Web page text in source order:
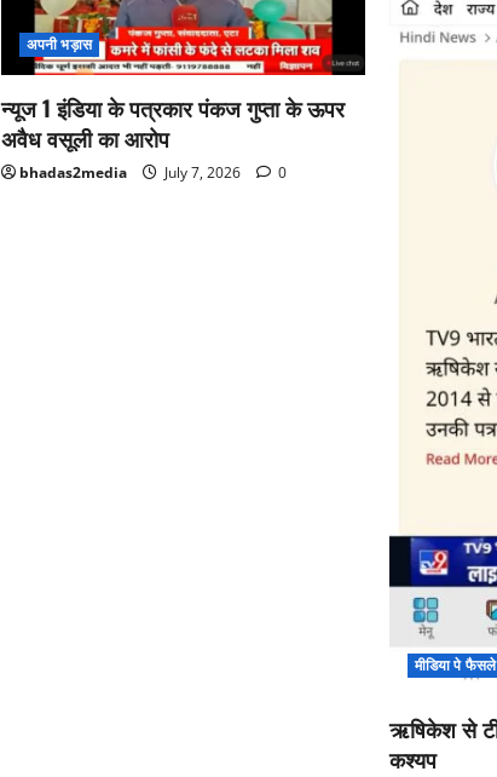
अपनी भड़ास
न्यूज 1 इंडिया के पत्रकार पंकज गुप्ता के ऊपर
अवैध वसूली का आरोप
bhadas2media July 7, 2026 0
मीडिया पे फैसले
ऋषिकेश से
कश्यप